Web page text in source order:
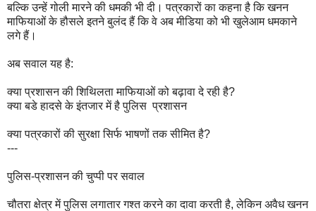
बल्कि उन्हें गोली मारने की धमकी भी दी। पत्रकारों का कहना है कि खनन
माफियाओं के हौसले इतने बुलंद हैं कि वे अब मीडिया को भी खुलेआम धमकाने
लगे हैं।
अब सवाल यह है:
क्या प्रशासन की शिथिलता माफियाओं को बढ़ावा दे रही है?
क्या बडे हादसे के इंतजार में है पुलिस प्रशासन
क्या पत्रकारों की सुरक्षा सिर्फ भाषणों तक सीमित है?
---
पुलिस-प्रशासन की चुप्पी पर सवाल
चौतरा क्षेत्र में पुलिस लगातार गश्त करने का दावा करती है, लेकिन अवैध खनन